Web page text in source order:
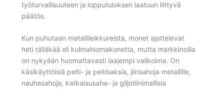
työturvallisuuteen ja lopputuloksen laatuun liittyvä
päätös.
Kun puhutaan metallileikkureista, monet ajattelevat
heti rälläkää eli kulmahiomakonetta, mutta markkinoilla
on nykyään huomattavasti laajempi valikoima. On
käsikäyttöisiä pelti- ja peltisaksia, jiirisahoja metallille,
nauhasahoja, katkaisusaha- ja giljotiinimallisia